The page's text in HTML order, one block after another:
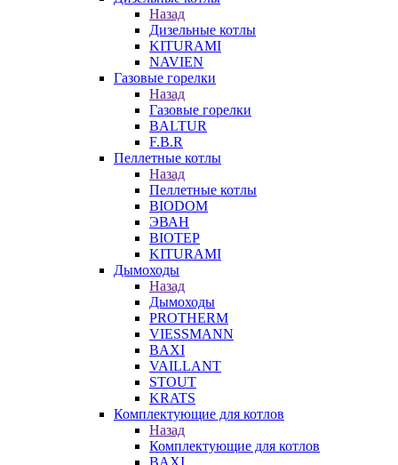
Назад
Дизельные котлы
KITURAMI
NAVIEN
Газовые горелки
Назад
Газовые горелки
BALTUR
F.B.R
Пеллетные котлы
Назад
Пеллетные котлы
BIODOM
ЭВАН
BIOTEP
KITURAMI
Дымоходы
Назад
Дымоходы
PROTHERM
VIESSMANN
BAXI
VAILLANT
STOUT
KRATS
Комплектующие для котлов
Назад
Комплектующие для котлов
BAXI